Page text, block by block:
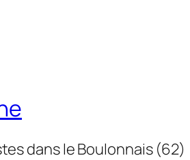
dans le Boulonnais (62)